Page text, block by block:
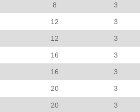
8 3
12 3
12 3
16 3
16 3
20 3
20 3